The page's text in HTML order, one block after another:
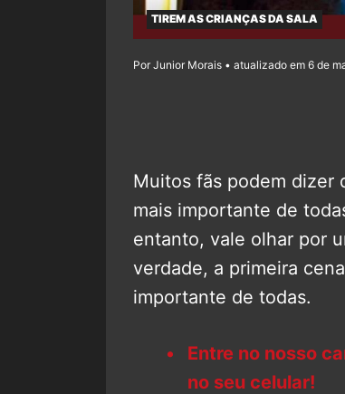
TIREM AS CRIANÇAS DA SALA
Por Junior Morais • atualizado em 6 de
Muitos fãs podem dizer
mais importante de
entanto, vale olhar por
verdade, a primeira
importante de todas.
Entre no nosso
no seu celular!